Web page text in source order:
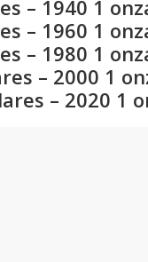
– 1940 1
– 1960 1
– 1980 1
– 2000 1
– 2020 1